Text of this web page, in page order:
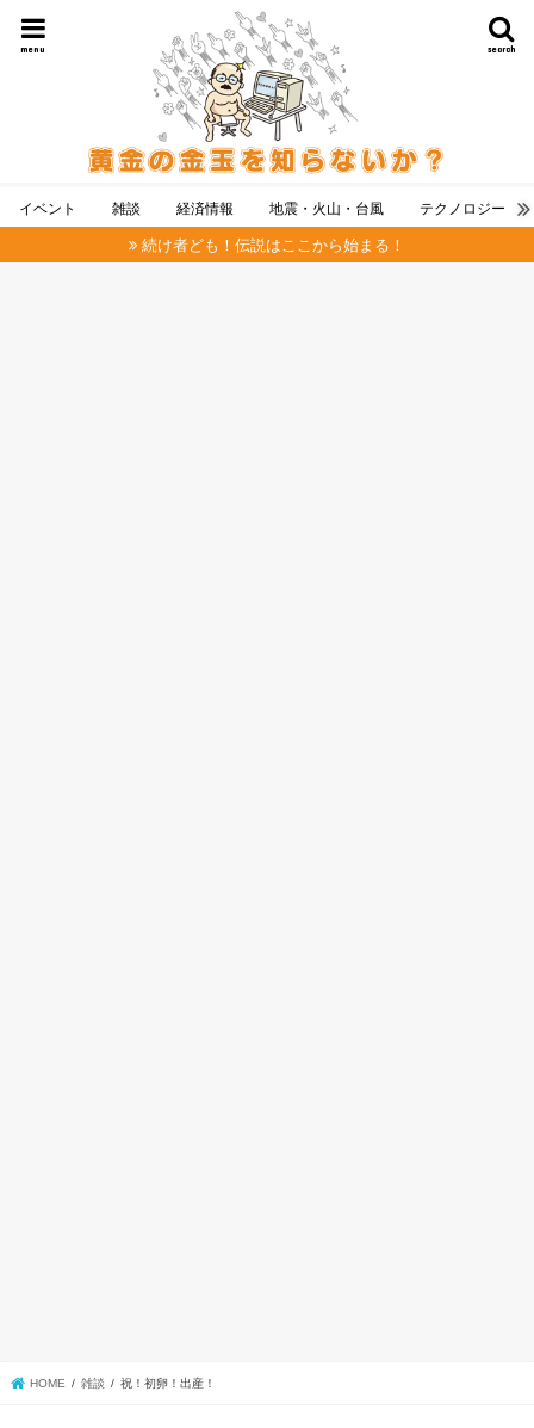
search
menu
イベント 雑談 経済情報 地震・火山・台風 テクノロジー
続け者ども！伝説はここから始まる！
HOME 雑談 祝！初卵！出産！